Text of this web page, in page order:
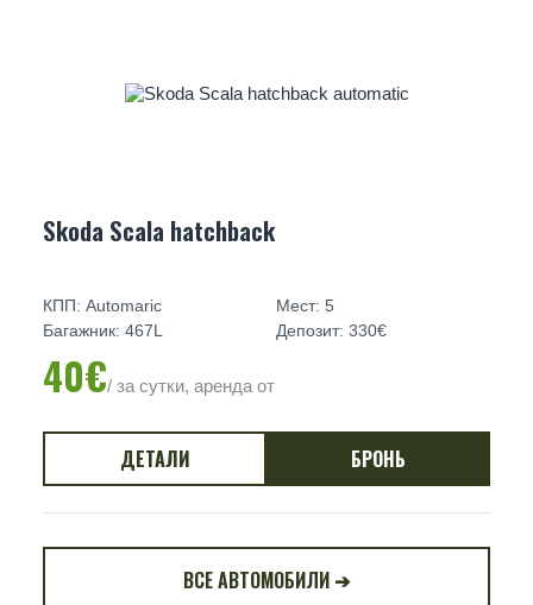
Skoda Scala hatchback
КПП: Automaric
Мест: 5
Багажник: 467L
Депозит: 330€
40€/ за сутки, аренда от
ДЕТАЛИ БРОНЬ
ВСЕ АВТОМОБИЛИ ➔